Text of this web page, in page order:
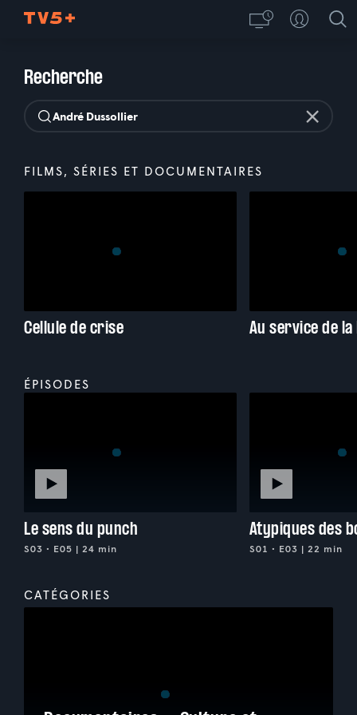
Recherche
FILMS, SÉRIES ET DOCUMENTAIRES
Cellule de crise Au service de
ÉPISODES
Le sens du punch
S03 • E05 | 24 min
Atypiques des
S01 • E03 | 22 min
CATÉGORIES